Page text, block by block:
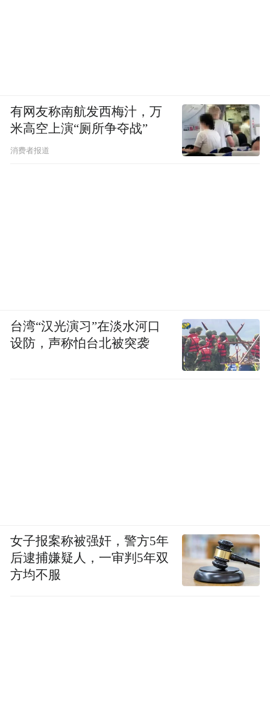
有网友称南航发西梅汁，万
米高空上演“厕所争夺战”
消费者报道
台湾“汉光演习”在淡水河口
设防，声称怕台北被突袭
女子报案称被强奸，警方5年
后逮捕嫌疑人，一审判5年双
方均不服